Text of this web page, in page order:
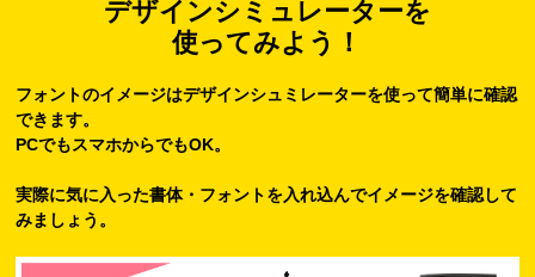
デザインシミュレーターを
使ってみよう！
フォントのイメージはデザインシュミレーターを使って簡単に確認
できます。
PCでもスマホからでもOK。
実際に気に入った書体・フォントを入れ込んでイメージを確認して
みましょう。